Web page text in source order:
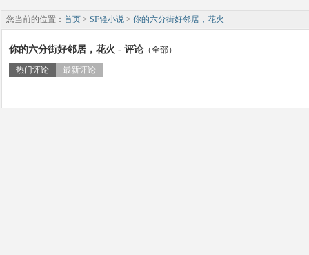
您当前的位置： 首页 > SF轻小说 > 你的六分街好邻居，花火
你的六分街好邻居，花火 - 评论 （全部）
热门评论 最新评论